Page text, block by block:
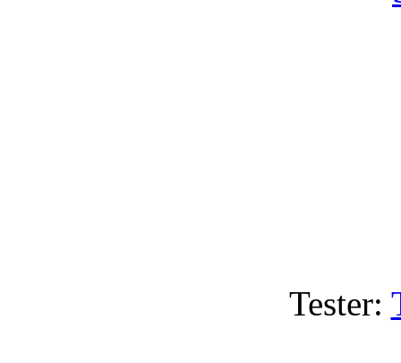
Tester: